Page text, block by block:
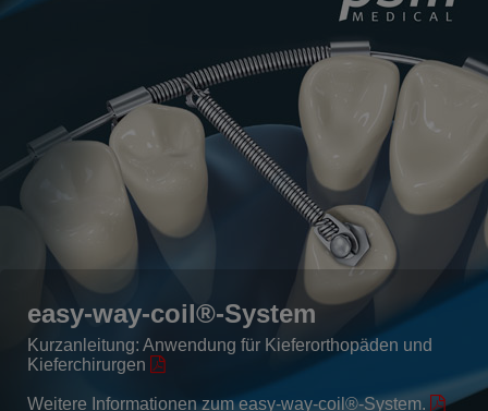
easy-way-coil®-System
Kurzanleitung: Anwendung für Kieferorthopäden und
Kieferchirurgen
Weitere Informationen zum easy-way-coil®-System.